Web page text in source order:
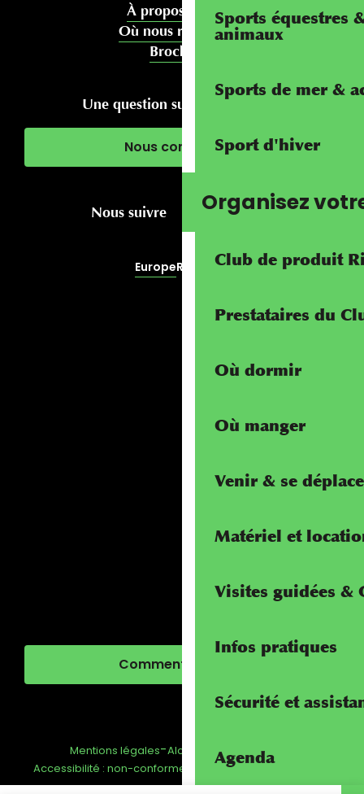
Sports équestres
animaux
Sports de mer &
Sport d'hiver
Organisez
Club de produit
Prestataires du
Où dormir
Où manger
Venir & se
Matériel et
Visites guidées &
Infos pratiques
Sécurité et
Agenda
À propos de nous
Où nous rencontrer
Brochures
Une question sur votre séjour ?
Nous contacter
Nous suivre
EuropeRivierALP
Comment venir ?
Mentions légales-Alcotra - Interreg -
Accessibilité : non-conforme Gestion du consentement